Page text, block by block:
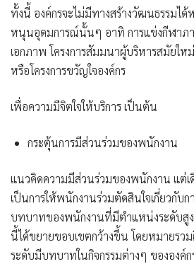
ทั้งนี้ องค์กรจะไม่มีทางสร้างวัฒนธรรมได้
หนุนอุดมการณ์นั้นๆ อาทิ การแข่งกีฬาภา
เอกภาพ โครงการสัมมนาผู้บริหารสมัยใ
หรือโครงการขวัญใจองค์กร
เพื่อความมีจิตใจให้บริการ เป็นต้น
กระตุ้นการมีส่วนร่วมของพนักงาน
แนวคิดความมีส่วนร่วมของพนักงาน แต่เ
เป็นการให้พนักงานร่วมตัดสินใจเกี่ยวกับ
บทบาทของพนักงานที่มีตำแหน่งระดับสู
นี้ได้ขยายขอบเขตกว้างขึ้น โดยหมายรว
ระดับมีบทบาทในกิจกรรมต่างๆ ขององค์ก